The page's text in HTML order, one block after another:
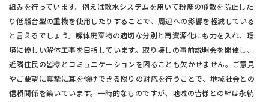
組みを行っています。例えば散水システムを用いて粉塵の飛散を防止した
り低騒音型の重機を使用したりすることで、周辺への影響を軽減している
と言えるでしょう。解体廃棄物の適切な分別と再資源化にも力を入れ、環
境に優しい解体工事を目指しています。取り壊しの事前説明会を開催し、
近隣住民の皆様とコミュニケーションを図ることも欠かせません。ご意見
やご要望に真摯に耳を傾けできる限りの対応を行うことで、地域社会との
信頼関係を築いています。一時的なものですが、地域の皆様との絆は永続